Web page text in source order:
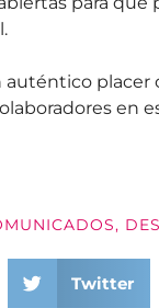
auténtico placer
en
,
Twitter